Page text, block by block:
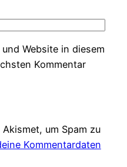
Website in diesem
Kommentar
um Spam zu
Kommentardaten